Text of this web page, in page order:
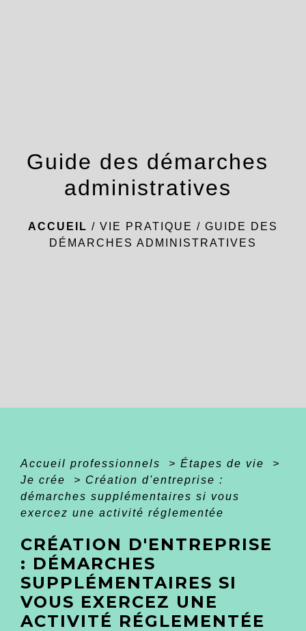
Guide des démarches
administratives
ACCUEIL / VIE PRATIQUE / GUIDE DES
DÉMARCHES ADMINISTRATIVES
Accueil professionnels > Étapes de vie
>
Je crée
> Création d'entreprise :
démarches supplémentaires si vous
exercez une activité réglementée
CRÉATION D'ENTREPRISE
: DÉMARCHES
SUPPLÉMENTAIRES SI
VOUS EXERCEZ UNE
ACTIVITÉ RÉGLEMENTÉE